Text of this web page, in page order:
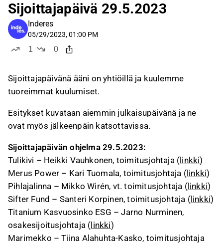
Sijoittajapäivä 29.5.2023
Inderes
05/29/2023, 01:00 PM
1
0
Sijoittajapäivänä ääni on yhtiöillä ja kuulemme
tuoreimmat kuulumiset.
Esitykset kuvataan aiemmin julkaisupäivänä ja ne
ovat myös jälkeenpäin katsottavissa.
Sijoittajapäivän ohjelma 29.5.2023:
Tulikivi – Heikki Vauhkonen, toimitusjohtaja ( linkki)
Merus Power – Kari Tuomala, toimitusjohtaja ( linkki)
Pihlajalinna – Mikko Wirén, vt. toimitusjohtaja (linkki)
Sifter Fund – Santeri Korpinen, toimitusjohtaja (linkki)
Titanium Kasvuosinko ESG – Jarno Nurminen,
osakesijoitusjohtaja ( linkki)
Marimekko – Tiina Alahuhta-Kasko, toimitusjohtaja